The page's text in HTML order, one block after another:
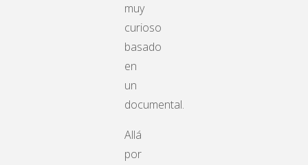
muy
curioso
basado
en
un
documental.
Allá
por